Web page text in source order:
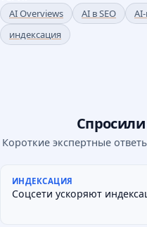
AI Overviews
AI в SEO
индексация
Короткие экспертные
ИНДЕКСАЦИЯ
Соцсети ускоряют